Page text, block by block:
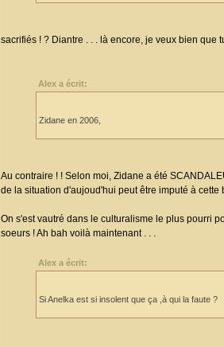
sacrifiés ! ? Diantre . . . là encore, je veux bien
Alex a écrit:
Zidane en 2006,
Au contraire ! ! Selon moi, Zidane a été
de la situation d'aujoud'hui peut être imputé à
On s'est vautré dans le culturalisme le plus pourri
soeurs ! Ah bah voilà maintenant . . .
Alex a écrit:
Si Anelka est si insolent que ça ,à qui la faute ?